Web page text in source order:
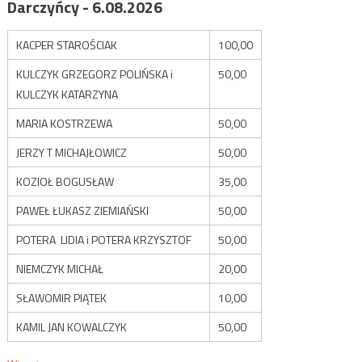
Darczyńcy - 6.08.2026
KACPER STAROŚCIAK
100,00
KULCZYK GRZEGORZ POLIŃSKA i
KULCZYK KATARZYNA
50,00
MARIA KOSTRZEWA
50,00
JERZY T MICHAJŁOWICZ
50,00
KOZIOŁ BOGUSŁAW
35,00
PAWEŁ ŁUKASZ ZIEMIAŃSKI
50,00
POTERA LIDIA i POTERA KRZYSZTOF
50,00
NIEMCZYK MICHAŁ
20,00
SŁAWOMIR PIĄTEK
10,00
KAMIL JAN KOWALCZYK
50,00